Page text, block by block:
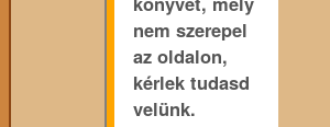
nem szerepel
az oldalon,
kérlek tudasd
velünk.